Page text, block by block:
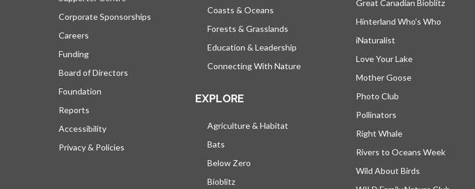
Corporate Sponsorships
Careers
Funding
Board of Directors
Foundation
Reports
Accessibility
Privacy & Policies
Coasts & Oceans
Forests & Grasslands
Education & Leadership
Connecting With Nature
EXPLORE
Agriculture & Habitat
Bats
Below Zero
Bioblitz
Great Canadian Bioblitz
Hinterland Who's Who
iNaturalist
Love Your Lake
Mother Goose
Photo Club
Pollinators
Right Whale
Rivers to Oceans Week
Wild About Birds